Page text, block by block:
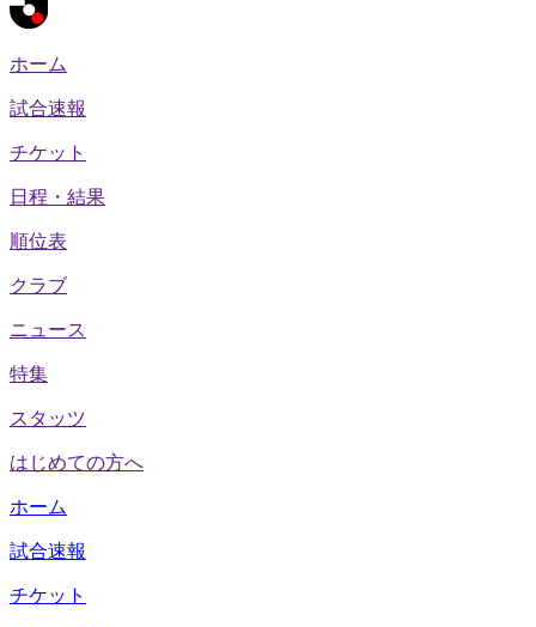
ホーム
試合速報
チケット
日程・結果
順位表
クラブ
ニュース
特集
スタッツ
はじめての方へ
ホーム
試合速報
チケット